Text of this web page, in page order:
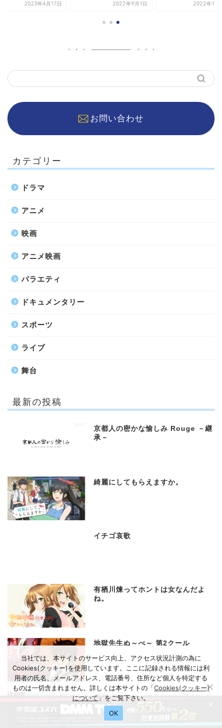
2023年4月17日 2022年9月1日 2022年11
お問い合わせ
カテゴリー
ドラマ
アニメ
映画
アニメ映画
バラエティ
ドキュメンタリー
スポーツ
ライブ
舞台
最新の投稿
京都人の密かな愉しみ Rouge －継
承－
綺麗にしてもらえますか。
イチゴ哀歌
有栖川煉ってホントは女なんだよ
ね。
地獄先生ぬ～べ～ 第2クール
勇者パーティーにかわいい子がいた
ので、告白してみた。
×
当社では、本サイトのサービス向上、アクセス状況計測の為に
Cookies(クッキー)を使用しています。ここに記録される情報には利
用者の氏名、メールアドレス、電話番号、住所など個人を特定する
ものは一切含まれません。詳しくは本サイトの「Cookies(クッキー)
について 」をご覧下さい。
OK